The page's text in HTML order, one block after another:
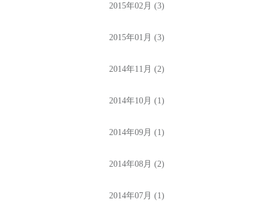
2015年02月 (3)
2015年01月 (3)
2014年11月 (2)
2014年10月 (1)
2014年09月 (1)
2014年08月 (2)
2014年07月 (1)